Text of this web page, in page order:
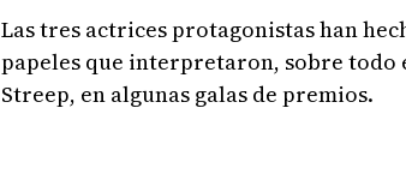
Las tres actrices protagonistas han
papeles que interpretaron, sobre todo
Streep, en algunas galas de premios.